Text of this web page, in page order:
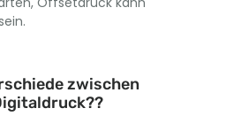
zwischen